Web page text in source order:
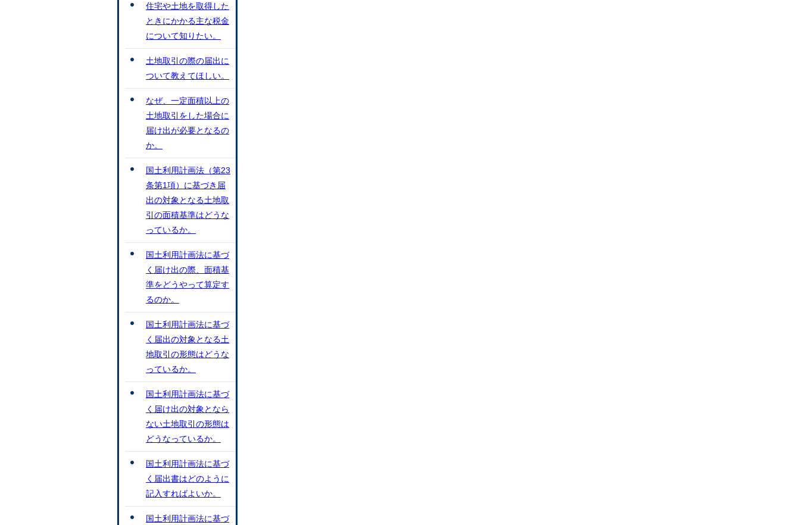
住宅や土地を取得した
ときにかかる主な税金
について知りたい。
土地取引の際の届出に
ついて教えてほしい。
なぜ、一定面積以上の
土地取引をした場合に
届け出が必要となるの
か。
国土利用計画法（第23
条第1項）に基づき届
出の対象となる土地取
引の面積基準はどうな
っているか。
国土利用計画法に基づ
く届け出の際、面積基
準をどうやって算定す
るのか。
国土利用計画法に基づ
く届出の対象となる土
地取引の形態はどうな
っているか。
国土利用計画法に基づ
く届け出の対象となら
ない土地取引の形態は
どうなっているか。
国土利用計画法に基づ
く届出書はどのように
記入すればよいか。
国土利用計画法に基づ